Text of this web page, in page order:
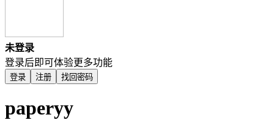
未登录
登录后即可体验更多功能
登录 注册 找回密码
paperyy